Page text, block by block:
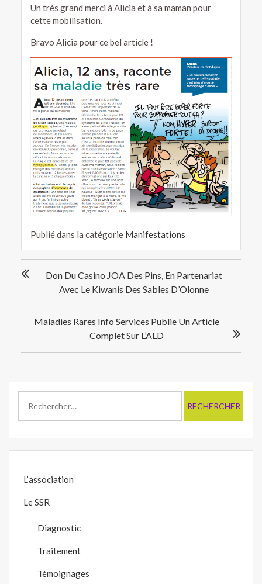
Un très grand merci à Alicia et à sa maman pour
cette mobilisation.
Bravo Alicia pour ce bel article !
Publié dans la catégorie Manifestations
de
Don Du Casino JOA Des Pins, En Partenariat
Avec Le Kiwanis Des Sables D’Olonne
Maladies Rares Info Services Publie Un Article
Complet Sur L’ALD
L’association
Le SSR
Diagnostic
Traitement
Témoignages